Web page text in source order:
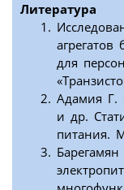
Литература
агрегатов
для
Адамия Г.
и др.
питания.